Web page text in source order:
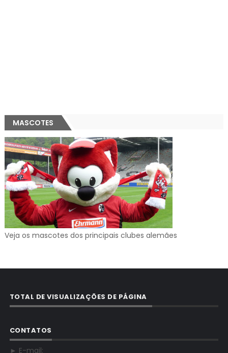
MASCOTES
Veja os mascotes dos principais clubes alemães
TOTAL DE VISUALIZAÇÕES DE PÁGINA
CONTATOS
► E-mail: